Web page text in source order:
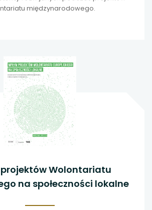
międzynarodowego.
projektów Wolontariatu
na społeczności lokalne